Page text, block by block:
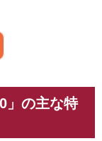
」の主な特